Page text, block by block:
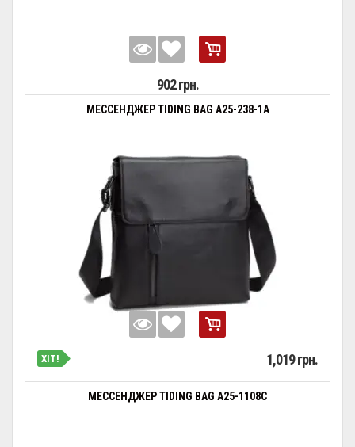
902 грн.
МЕССЕНДЖЕР TIDING BAG A25-238-1A
ХІТ! 1,019 грн.
МЕССЕНДЖЕР TIDING BAG A25-1108C